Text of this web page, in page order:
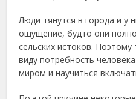
Люди тянутся в города и у
ощущение, будто они
сельских истоков. Поэтому
виду потребность
миром и научиться